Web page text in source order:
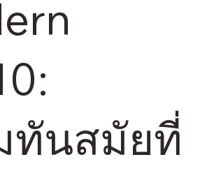
ทันสมัยที่